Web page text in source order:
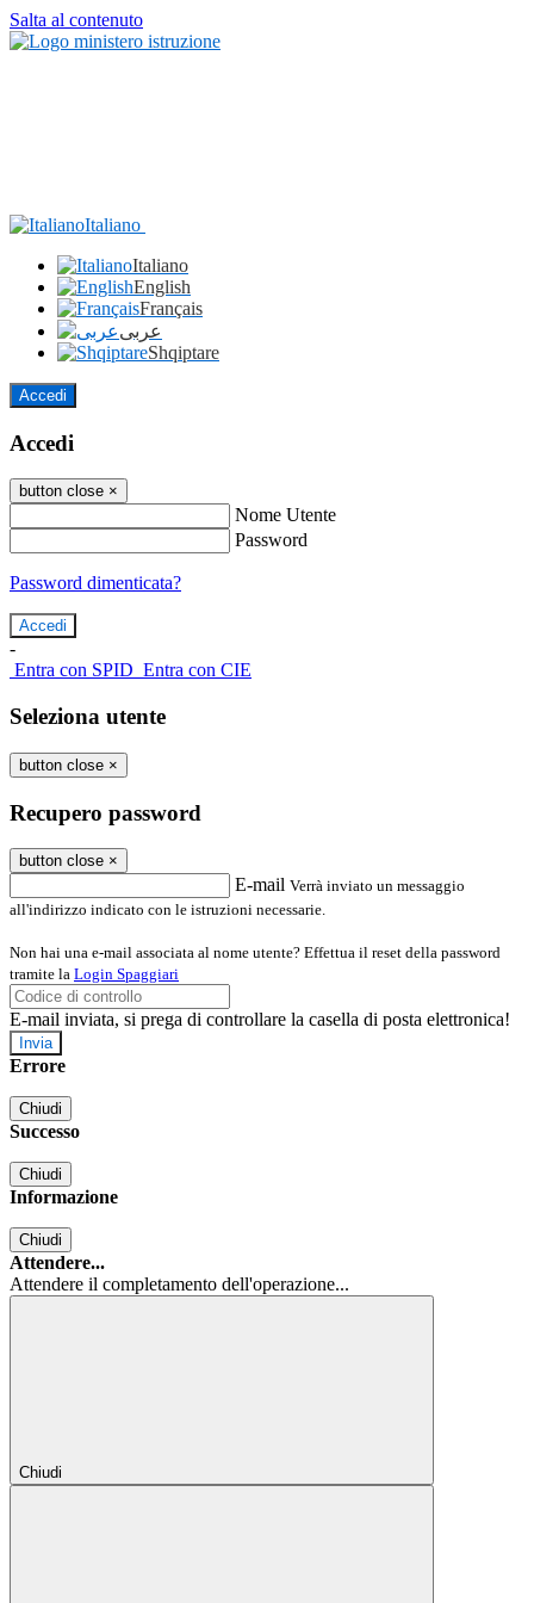
Salta al contenuto
Italiano
Italiano
English
Français
عربى
Shqiptare
Accedi
Accedi
button close ×
Nome Utente
Password
Password dimenticata?
-
Entra con SPID Entra con CIE
Seleziona utente
button close ×
Recupero password
button close ×
E-mail Verrà inviato un messaggio
all'indirizzo indicato con le istruzioni necessarie.
Non hai una e-mail associata al nome utente? Effettua il reset della password
tramite la Login Spaggiari
E-mail inviata, si prega di controllare la casella di posta elettronica!
Errore
Chiudi
Successo
Chiudi
Informazione
Chiudi
Attendere...
Attendere il completamento dell'operazione...
Chiudi